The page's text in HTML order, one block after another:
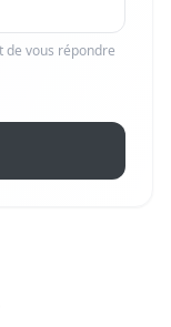
de vous répondre